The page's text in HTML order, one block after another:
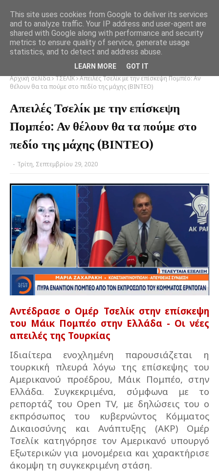
Αρχική σελίδα ΤΣΕΛΙΚ Απειλές Τσελίκ με την επίσκεψη Πομπέο: Αν
θέλουν θα τα πούμε στο πεδίο της μάχης (ΒΙΝΤΕΟ)
Απειλές Τσελίκ με την επίσκεψη
Πομπέο: Αν θέλουν θα τα πούμε στο
πεδίο της μάχης (ΒΙΝΤΕΟ)
- Τρίτη, Σεπτεμβρίου 29, 2020
Αντέδρασε ο Ομέρ Τσελίκ στην επίσκεψη
του Μάικ Πομπέο στην Ελλάδα - Οι νέες
απειλές της Τουρκίας
Ιδιαίτερα ενοχλημένη παρουσιάζεται η
τουρκική πλευρά λόγω της επίσκεψης του
Αμερικανού προέδρου, Μάικ Πομπέο, στην
Ελλάδα. Συγκεκριμένα, σύμφωνα με το
ρεπορτάζ του Open TV, με δηλώσεις του ο
εκπρόσωπος του κυβερνώντος Κόμματος
Δικαιοσύνης και Ανάπτυξης (ΑΚΡ) Ομέρ
Τσελίκ κατηγόρησε τον Αμερικανό υπουργό
Εξωτερικών για μονομέρεια και χαρακτήρισε
άκομψη τη συγκεκριμένη στάση.
This site uses cookies from Google to deliver its services
and to analyze traffic. Your IP address and user-agent are
shared with Google along with performance and security
metrics to ensure quality of service, generate usage
statistics, and to detect and address abuse.
LEARN MORE GOT IT